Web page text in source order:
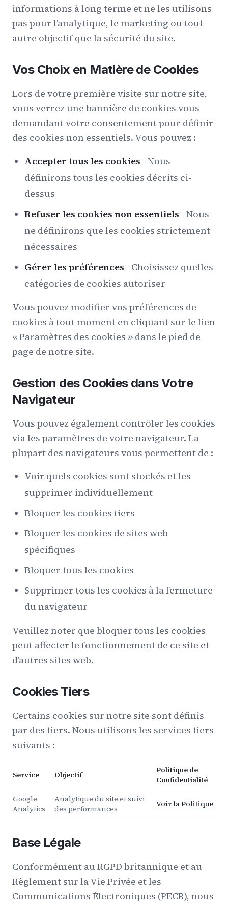
informations à long terme et ne les utilisons
pas pour l’analytique, le marketing ou tout
autre objectif que la sécurité du site.
Vos Choix en Matière de Cookies
Lors de votre première visite sur notre site,
vous verrez une bannière de cookies vous
demandant votre consentement pour définir
des cookies non essentiels. Vous pouvez :
Accepter tous les cookies - Nous
définirons tous les cookies décrits ci-
dessus
Refuser les cookies non essentiels - Nous
ne définirons que les cookies strictement
nécessaires
Gérer les préférences - Choisissez quelles
catégories de cookies autoriser
Vous pouvez modifier vos préférences de
cookies à tout moment en cliquant sur le lien
« Paramètres des cookies » dans le pied de
page de notre site.
Gestion des Cookies dans Votre
Navigateur
Vous pouvez également contrôler les cookies
via les paramètres de votre navigateur. La
plupart des navigateurs vous permettent de :
Voir quels cookies sont stockés et les
supprimer individuellement
Bloquer les cookies tiers
Bloquer les cookies de sites web
spécifiques
Bloquer tous les cookies
Supprimer tous les cookies à la fermeture
du navigateur
Veuillez noter que bloquer tous les cookies
peut affecter le fonctionnement de ce site et
d’autres sites web.
Cookies Tiers
Certains cookies sur notre site sont définis
par des tiers. Nous utilisons les services tiers
suivants :
Service Objectif
Politique de
Confidentialité
Google
Analytics
Analytique du site et suivi
des performances
Voir la Politique
Base Légale
Conformément au RGPD britannique et au
Règlement sur la Vie Privée et les
Communications Électroniques (PECR), nous